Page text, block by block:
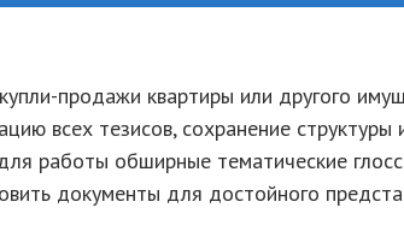
продажи квартиры или другого
всех тезисов, сохранение структуры
работы обширные тематические
документы для достойного